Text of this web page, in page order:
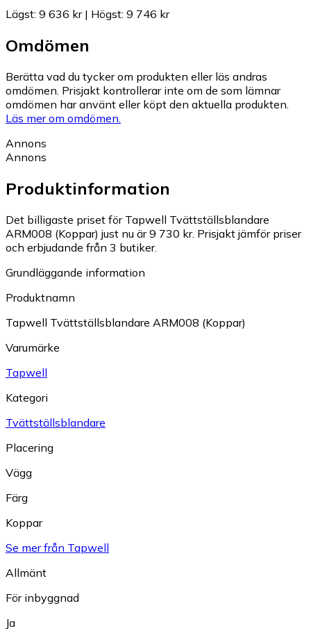
Lägst: 9 636 kr| Högst: 9 746 kr
Omdömen
Berätta vad du tycker om produkten eller läs andras
omdömen. Prisjakt kontrollerar inte om de som lämnar
omdömen har använt eller köpt den aktuella produkten.
Läs mer om omdömen.
Annons
Annons
Produktinformation
Det billigaste priset för Tapwell Tvättställsblandare
ARM008 (Koppar) just nu är 9 730 kr. Prisjakt jämför priser
och erbjudande från 3 butiker.
Grundläggande information
Produktnamn
Tapwell Tvättställsblandare ARM008 (Koppar)
Varumärke
Tapwell
Kategori
Tvättställsblandare
Placering
Vägg
Färg
Koppar
Se mer från Tapwell
Allmänt
För inbyggnad
Ja